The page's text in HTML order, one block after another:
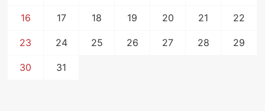
16 17 18 19 20 21 22
23 24 25 26 27 28 29
30 31